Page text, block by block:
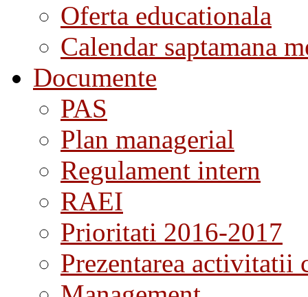
Oferta educationala
Calendar saptamana
Documente
PAS
Plan managerial
Regulament intern
RAEI
Prioritati 2016-2017
Prezentarea activitatii